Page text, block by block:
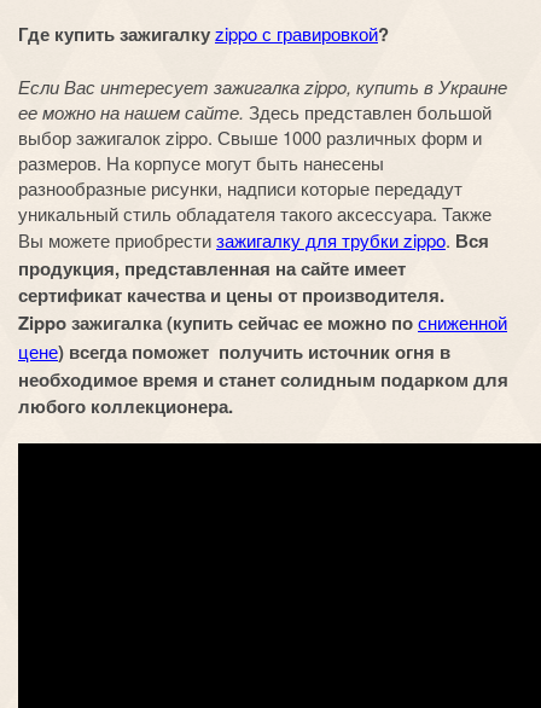
Где купить зажигалкуzippo с гравировкой?
Если Вас интересует зажигалка zippo, купить в Украине
ее можно на нашем сайте. Здесь представлен большой
выбор зажигалок zippo. Свыше 1000 различных форм и
размеров. На корпусе могут быть нанесены
разнообразные рисунки, надписи которые передадут
уникальный стиль обладателя такого аксессуара. Также
Вы можете приобрестизажигалку для трубки zippo. Вся
продукция, представленная на сайте имеет
сертификат качества и цены от производителя.
Zippo зажигалка (купить сейчас ее можно посниженной
цене) всегда поможет получить источник огня в
необходимое время и станет солидным подарком для
любого коллекционера.